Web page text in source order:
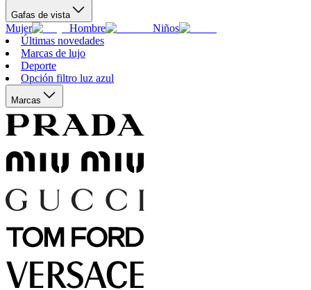
Gafas de vista
Mujer Hombre
Niños
Últimas novedades
Marcas de lujo
Deporte
Opción filtro luz azul
Marcas